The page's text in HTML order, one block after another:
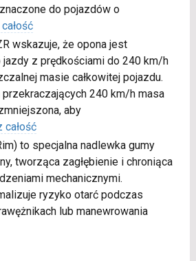
do pojazdów o
wskazuje, że opona jest
z prędkościami do 240 km/h
masie całkowitej pojazdu.
240 km/h masa
aby
całość
to specjalna nadlewka gumy
tworząca zagłębienie i chroniąca
mechanicznymi.
ryzyko otarć podczas
lub manewrowania